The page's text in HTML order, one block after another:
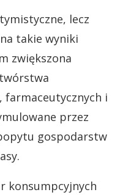
lecz
takie wyniki
zwiększona
farmaceutycznych i
przez
gospodarstw
konsumpcyjnych